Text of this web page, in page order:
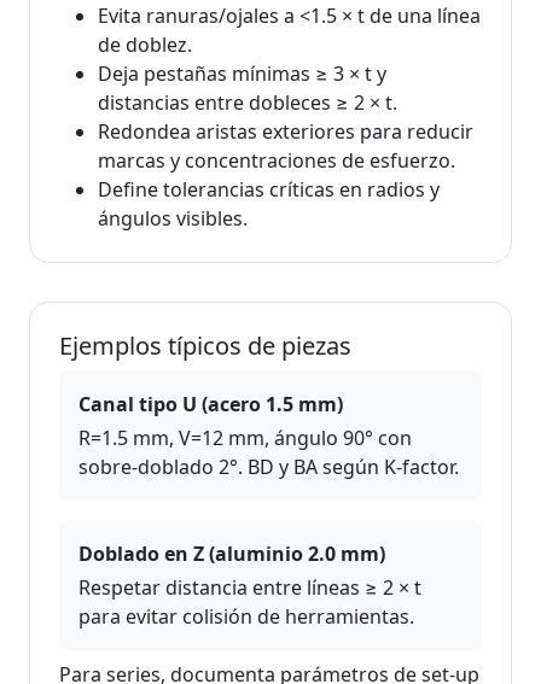
Evita ranuras/ojales a <1.5 × t de una línea
de doblez.
Deja pestañas mínimas ≥ 3 × t y
distancias entre dobleces ≥ 2 × t.
Redondea aristas exteriores para reducir
marcas y concentraciones de esfuerzo.
Define tolerancias críticas en radios y
ángulos visibles.
Ejemplos típicos de piezas
Canal tipo U (acero 1.5 mm)
R=1.5 mm, V=12 mm, ángulo 90° con
sobre‑doblado 2°. BD y BA según K‑factor.
Doblado en Z (aluminio 2.0 mm)
Respetar distancia entre líneas ≥ 2 × t
para evitar colisión de herramientas.
Para series, documenta parámetros de set‑up